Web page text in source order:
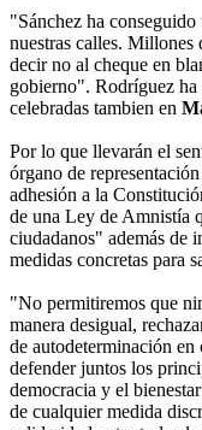
"Sánchez ha
nuestras calles. Millones
decir no al cheque en
gobierno". Rodríguez
celebradas tambien en
Por lo que llevarán el
órgano de
adhesión a la
de una Ley de Amnistía
ciudadanos" además de
medidas concretas para
"No permitiremos que
manera desigual,
de autodeterminación
defender juntos los
democracia y el
de cualquier medida